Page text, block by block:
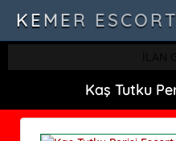
KEMER ESCORT
Kaş Tutku